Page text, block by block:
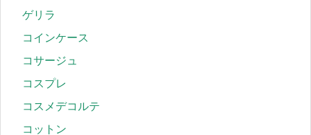
ゲリラ
コインケース
コサージュ
コスプレ
コスメデコルテ
コットン